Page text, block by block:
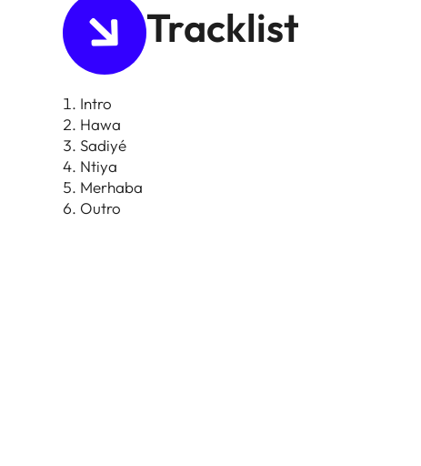
Tracklist
Intro
Hawa
Sadiyé
Ntiya
Merhaba
Outro